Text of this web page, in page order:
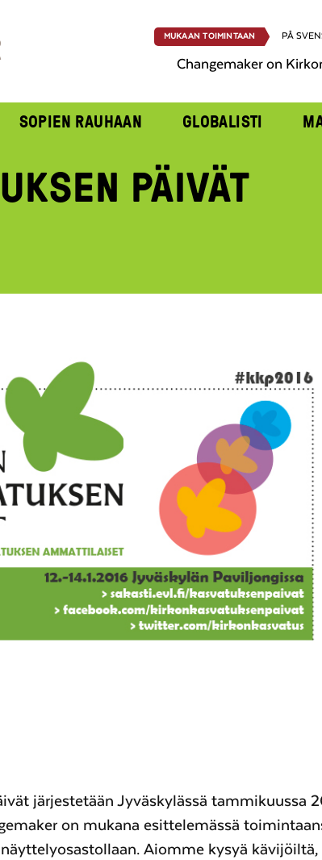
MUKAAN TOIMINTAAN PÅ
Changemaker on
SOPIEN RAUHAAN GLOBALISTI
PÄIVÄT
järjestetään Jyväskylässä tammikuussa
on mukana esittelemässä
Aiomme kysyä